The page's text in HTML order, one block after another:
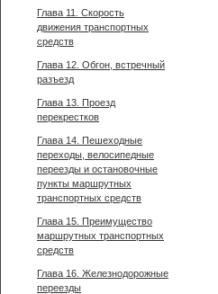
Глава 11. Скорость
движения транспортных
средств
Глава 12. Обгон, встречный
разъезд
Глава 13. Проезд
перекрестков
Глава 14. Пешеходные
переходы, велосипедные
переезды и остановочные
пункты маршрутных
транспортных средств
Глава 15. Преимущество
маршрутных транспортных
средств
Глава 16. Железнодорожные
переезды